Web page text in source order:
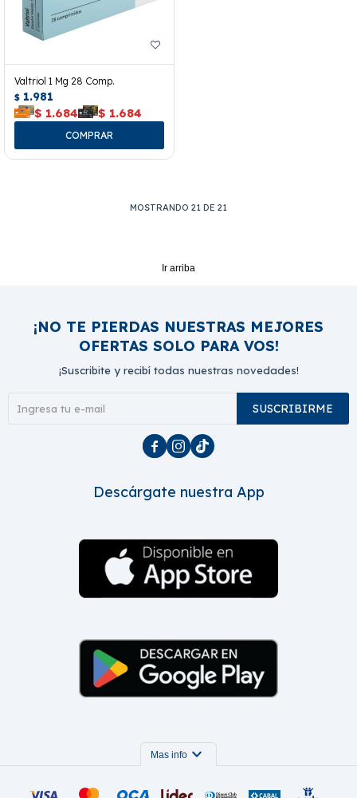
Valtriol 1 Mg 28 Comp.
$ 1.981
$ 1.684 $ 1.684
MOSTRANDO 21 DE 21
Ir arriba
¡NO TE PIERDAS NUESTRAS MEJORES
OFERTAS SOLO PARA VOS!
¡Suscribite y recibí todas nuestras novedades!
SUSCRIBIRME
  
Descárgate nuestra App
Mas info expand_more